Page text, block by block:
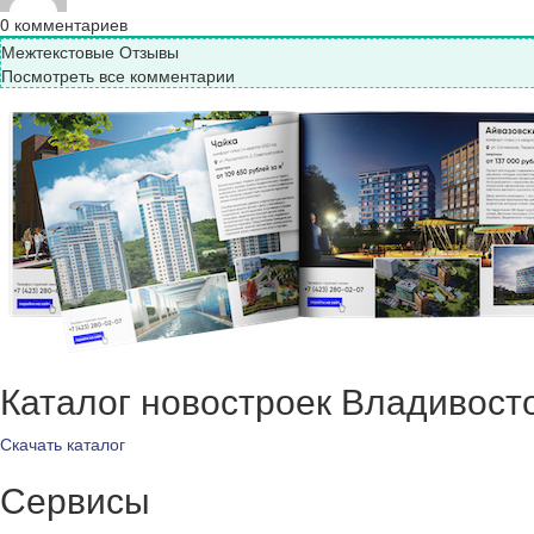
0 комментариев
Межтекстовые Отзывы
Посмотреть все комментарии
Каталог новостроек
Скачать каталог
Сервисы